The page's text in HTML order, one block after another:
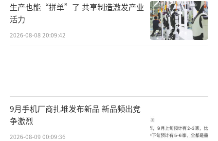
生产也能“拼单”了 共享制造激发产业
活力
2026-08-08 20:09:42
9月手机厂商扎堆发布新品 新品频出竞
争激烈
2026-08-09 00:09:36